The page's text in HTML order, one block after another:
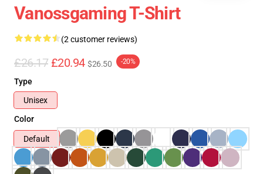
Vanossgaming T-Shirt
(2 customer reviews)
£26.17 £20.94 $26.50 -20%
Type
Unisex
Color
Default